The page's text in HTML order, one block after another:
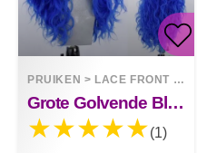
PRUIKEN > LACE FRONT WIGS
Grote Golvende Blauwe Pruik Met Front Lace
(1)